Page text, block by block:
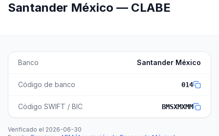
Santander México — CLABE
Banco Santander México
Código de banco 014
Código SWIFT / BIC BMSXMXMM
Verificado el 2026-06-30·